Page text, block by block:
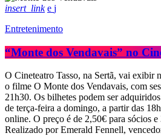
insert_link
Entretenimento
“Monte dos Vendavais” no
O Cineteatro Tasso, na Sertã, vai exibir
o filme O Monte dos Vendavais, com
21h30. Os bilhetes podem ser
de terça-feira a domingo, a partir das
online. O preço é de 2,50€ para sócios e
Realizado por Emerald Fennell,